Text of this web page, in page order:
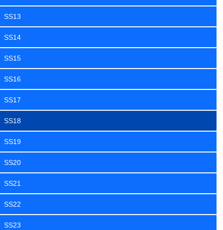
SS13
SS14
SS15
SS16
SS17
SS18
SS19
SS20
SS21
SS22
SS23